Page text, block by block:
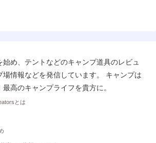
始め、テントなどのキャンプ道具のレビュ
場情報などを発信しています。 キャンプは
高のキャンプライフを貴方に。
とは